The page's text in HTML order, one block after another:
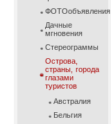
ФОТОобъявления
Дачные
мгновения
Стереограммы
Острова,
страны, города
глазами
туристов
Австралия
Бельгия